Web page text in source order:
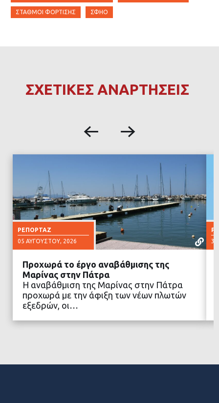
ΣΤΑΘΜΟΊ ΦΌΡΤΙΣΗΣ ΣΦΗΟ
ΣΧΕΤΙΚΕΣ ΑΝΑΡΤΗΣΕΙΣ
ΡΕΠΟΡΤΆΖ
05 ΑΥΓΟΎΣΤΟΥ, 2026
ΔΙΑΒΑΣΤΕ ΠΕΡΙΣΣΟΤΕΡΑ
Προχωρά το έργο αναβάθμισης της
Μαρίνας στην Πάτρα
Η αναβάθμιση της Μαρίνας στην Πάτρα
προχωρά με την άφιξη των νέων πλωτών
εξεδρών, οι…
30